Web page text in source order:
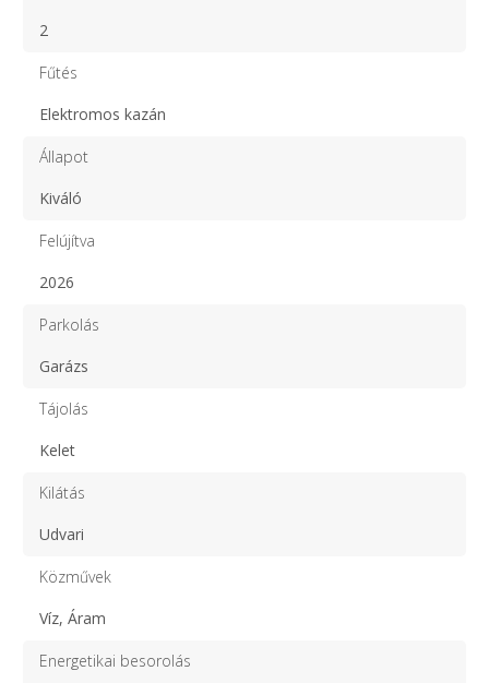
2
Fűtés
Elektromos kazán
Állapot
Kiváló
Felújítva
2026
Parkolás
Garázs
Tájolás
Kelet
Kilátás
Udvari
Közművek
Víz, Áram
Energetikai besorolás